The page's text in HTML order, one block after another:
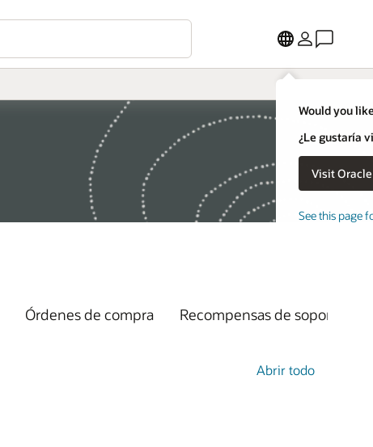
Would you
¿Le gustaría
See this page
Órdenes de compra Recompensas de soporte
Abrir todo